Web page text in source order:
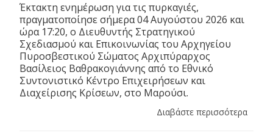
Έκτακτη ενημέρωση για τις πυρκαγιές,
πραγματοποίησε σήμερα 04 Αυγούστου 2026 και
ώρα 17:20, ο Διευθυντής Στρατηγικού
Σχεδιασμού και Επικοινωνίας του Αρχηγείου
Πυροσβεστικού Σώματος Αρχιπύραρχος
Βασίλειος Βαθρακογιάννης από το Εθνικό
Συντονιστικό Κέντρο Επιχειρήσεων και
Διαχείρισης Κρίσεων, στο Μαρούσι.
Διαβάστε περισσότερα